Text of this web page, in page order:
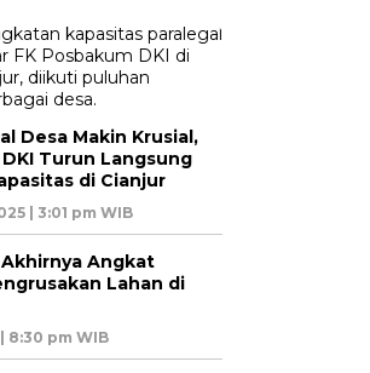
Desa Makin Krusial,
Turun Langsung
di Cianjur
| 3:01 pm WIB
Angkat
Lahan di
8:30 pm WIB